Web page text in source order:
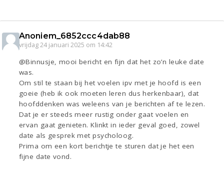
Anoniem_6852ccc4dab88
vrijdag 24 januari 2025 om 14:42
@Binnusje, mooi bericht en fijn dat het zo’n leuke date
was.
Om stil te staan bij het voelen ipv met je hoofd is een
goeie (heb ik ook moeten leren dus herkenbaar), dat
hoofddenken was weleens van je berichten af te lezen.
Dat je er steeds meer rustig onder gaat voelen en
ervan gaat genieten. Klinkt in ieder geval goed, zowel
date als gesprek met psycholoog.
Prima om een kort berichtje te sturen dat je het een
fijne date vond.